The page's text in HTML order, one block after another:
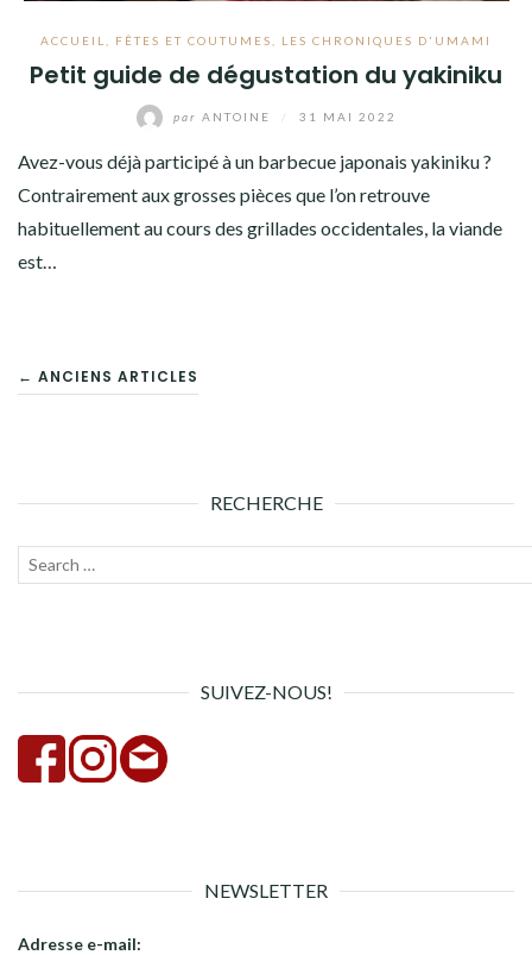
ACCUEIL FÊTES ET COUTUMES LES CHRONIQUES D'UMAMI
Petit guide de dégustation du yakiniku
par ANTOINE 31 MAI 2022
Avez-vous déjà participé à un barbecue japonais yakiniku ?
Contrairement aux grosses pièces que l’on retrouve
habituellement au cours des grillades occidentales, la viande
est…
NAVIGATION
← ANCIENS ARTICLES
RECHERCHE
Recherche
SUIVEZ-NOUS!
NEWSLETTER
Adresse e-mail: